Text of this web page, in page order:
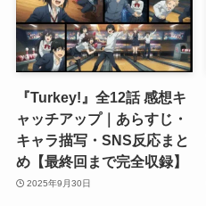
『Turkey!』全12話 感想キ
ャッチアップ｜あらすじ・
キャラ描写・SNS反応まと
め【最終回まで完全収録】
2025年9月30日